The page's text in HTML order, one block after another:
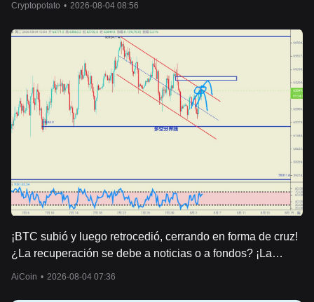
Cryptopotato • 2026-08-04 08:56
¡BTC subió y luego retrocedió, cerrando en forma de cruz!
¿La recuperación se debe a noticias o a fondos? ¡La
AiCoin • 2026-08-04 07:36